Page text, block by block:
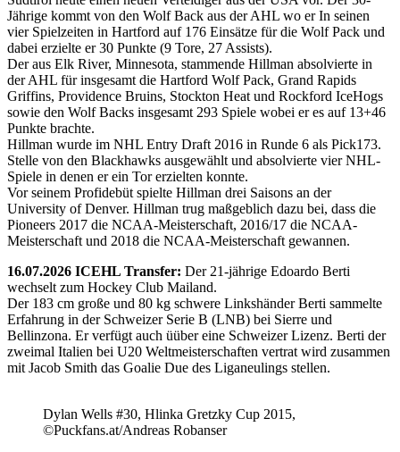
Jährige kommt von den Wolf Back aus der AHL wo er In seinen
vier Spielzeiten in Hartford auf 176 Einsätze für die Wolf Pack und
dabei erzielte er 30 Punkte (9 Tore, 27 Assists).
Der aus Elk River, Minnesota, stammende Hillman absolvierte in
der AHL für insgesamt die Hartford Wolf Pack, Grand Rapids
Griffins, Providence Bruins, Stockton Heat und Rockford IceHogs
sowie den Wolf Backs insgesamt 293 Spiele wobei er es auf 13+46
Punkte brachte.
Hillman wurde im NHL Entry Draft 2016 in Runde 6 als Pick173.
Stelle von den Blackhawks ausgewählt und absolvierte vier NHL-
Spiele in denen er ein Tor erzielten konnte.
Vor seinem Profidebüt spielte Hillman drei Saisons an der
University of Denver. Hillman trug maßgeblich dazu bei, dass die
Pioneers 2017 die NCAA-Meisterschaft, 2016/17 die NCAA-
Meisterschaft und 2018 die NCAA-Meisterschaft gewannen.
16.07.2026 ICEHL Transfer: Der 21-jährige Edoardo Berti
wechselt zum Hockey Club Mailand.
Der 183 cm große und 80 kg schwere Linkshänder Berti sammelte
Erfahrung in der Schweizer Serie B (LNB) bei Sierre und
Bellinzona. Er verfügt auch üüber eine Schweizer Lizenz. Berti der
zweimal Italien bei U20 Weltmeisterschaften vertrat wird zusammen
mit Jacob Smith das Goalie Due des Liganeulings stellen.
Dylan Wells #30, Hlinka Gretzky Cup 2015,
©Puckfans.at/Andreas Robanser